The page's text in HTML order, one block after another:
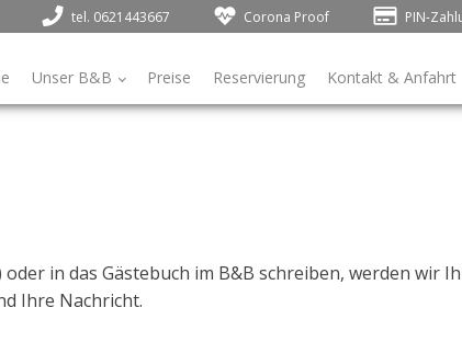
tel. 0621443667 Corona Proof PIN-
Unser B&B Preise Reservierung Kontakt & Anfahrt
oder in das Gästebuch im B&B schreiben, werden wir
Ihre Nachricht.